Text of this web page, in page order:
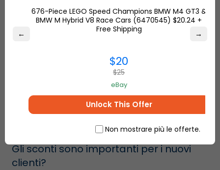
Gli sconti sono importanti per i nuovi
clienti?
← →
676-Piece LEGO Speed Champions BMW M4 GT3 &
BMW M Hybrid V8 Race Cars (6470545) $20.24 +
Free Shipping
$20
$25
eBay
Unlock This Offer
Non mostrare più le offerte.